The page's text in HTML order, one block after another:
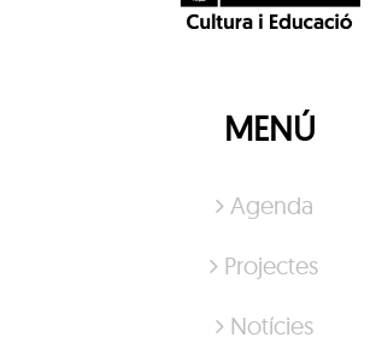
MENÚ
Agenda
Projectes
Notícies